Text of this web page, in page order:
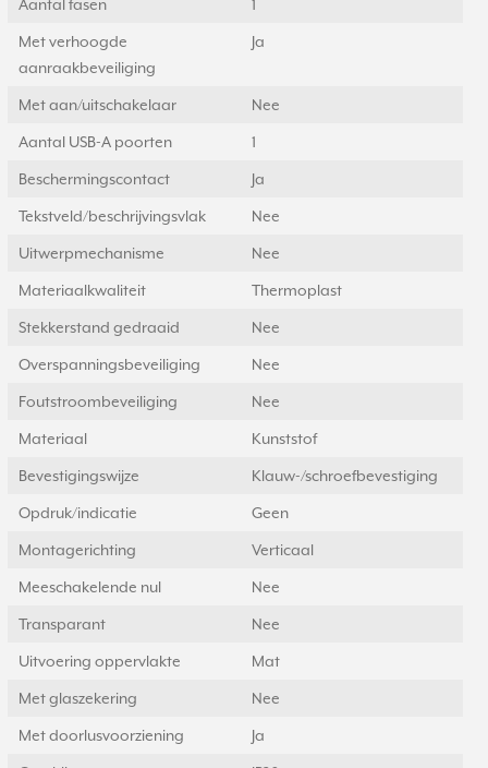
Aantal fasen 1
Met verhoogde
aanraakbeveiliging
Ja
Met aan/uitschakelaar Nee
Aantal USB-A poorten 1
Beschermingscontact Ja
Tekstveld/beschrijvingsvlak Nee
Uitwerpmechanisme Nee
Materiaalkwaliteit Thermoplast
Stekkerstand gedraaid Nee
Overspanningsbeveiliging Nee
Foutstroombeveiliging Nee
Materiaal Kunststof
Bevestigingswijze Klauw-/schroefbevestiging
Opdruk/indicatie Geen
Montagerichting Verticaal
Meeschakelende nul Nee
Transparant Nee
Uitvoering oppervlakte Mat
Met glaszekering Nee
Met doorlusvoorziening Ja